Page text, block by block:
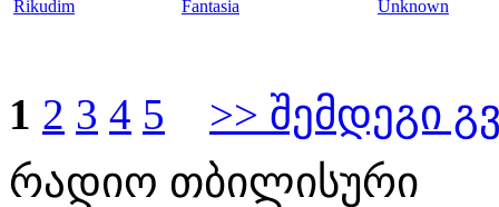
Rikudim
Fantasia Unknown
1 2 3 4 5
>> შემდეგი
რადიო თბილისური